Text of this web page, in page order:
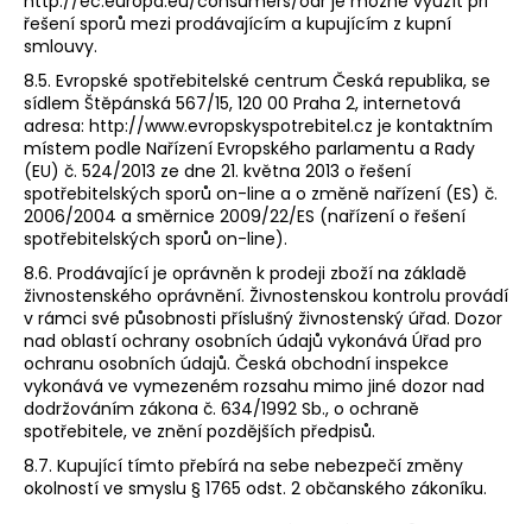
řešení sporů mezi prodávajícím a kupujícím z kupní
smlouvy.
8.5. Evropské spotřebitelské centrum Česká republika, se
sídlem Štěpánská 567/15, 120 00 Praha 2, internetová
adresa: http://www.evropskyspotrebitel.cz je kontaktním
místem podle Nařízení Evropského parlamentu a Rady
(EU) č. 524/2013 ze dne 21. května 2013 o řešení
spotřebitelských sporů on-line a o změně nařízení (ES) č.
2006/2004 a směrnice 2009/22/ES (nařízení o řešení
spotřebitelských sporů on-line).
8.6. Prodávající je oprávněn k prodeji zboží na základě
živnostenského oprávnění. Živnostenskou kontrolu provádí
v rámci své působnosti příslušný živnostenský úřad. Dozor
nad oblastí ochrany osobních údajů vykonává Úřad pro
ochranu osobních údajů. Česká obchodní inspekce
vykonává ve vymezeném rozsahu mimo jiné dozor nad
dodržováním zákona č. 634/1992 Sb., o ochraně
spotřebitele, ve znění pozdějších předpisů.
8.7. Kupující tímto přebírá na sebe nebezpečí změny
okolností ve smyslu § 1765 odst. 2 občanského zákoníku.